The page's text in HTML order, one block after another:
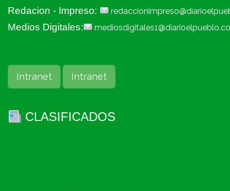
Redacion - Impreso:
Medios Digitales:
Intranet Intranet
CLASIFICADOS